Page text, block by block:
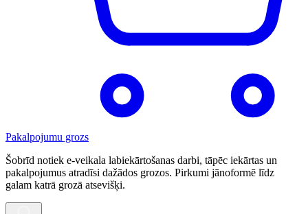
Pakalpojumu grozs
Šobrīd notiek e-veikala labiekārtošanas darbi, tāpēc iekārtas un
pakalpojumus atradīsi dažādos grozos. Pirkumi jānoformē līdz
galam katrā grozā atsevišķi.